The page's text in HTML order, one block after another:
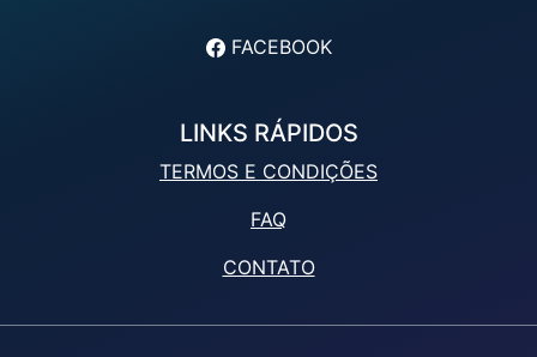
FACEBOOK
LINKS RÁPIDOS
TERMOS E CONDIÇÕES
FAQ
CONTATO